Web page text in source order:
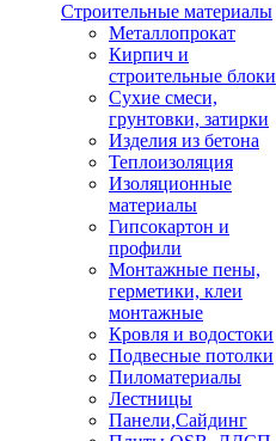
Строительные материалы
Металлопрокат
Кирпич и
строительные блоки
Сухие смеси,
грунтовки, затирки
Изделия из бетона
Теплоизоляция
Изоляционные
материалы
Гипсокартон и
профили
Монтажные пены,
герметики, клеи
монтажные
Кровля и водостоки
Подвесные потолки
Пиломатериалы
Лестницы
Панели,Сайдинг